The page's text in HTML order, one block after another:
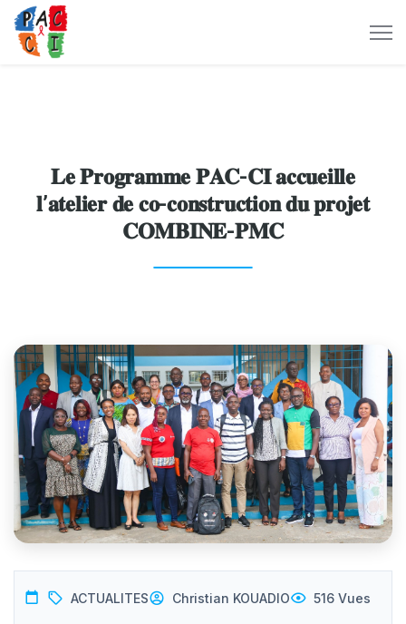
𝐋𝐞 𝐏𝐫𝐨𝐠𝐫𝐚𝐦𝐦𝐞 𝐏𝐀𝐂-𝐂𝐈 𝐚𝐜𝐜𝐮𝐞𝐢𝐥𝐥𝐞
𝐥’𝐚𝐭𝐞𝐥𝐢𝐞𝐫 𝐝𝐞 𝐜𝐨-𝐜𝐨𝐧𝐬𝐭𝐫𝐮𝐜𝐭𝐢𝐨𝐧 𝐝𝐮 𝐩𝐫𝐨𝐣𝐞𝐭
𝐂𝐎𝐌𝐁𝐈𝐍𝐄-𝐏𝐌𝐂
ACTUALITES Christian KOUADIO 516 Vues